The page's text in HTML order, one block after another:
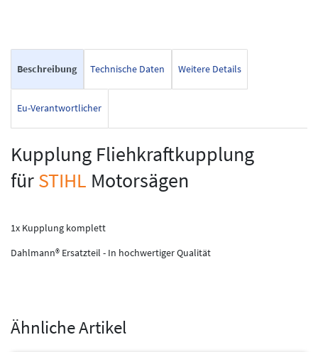
Beschreibung Technische Daten Weitere Details
Eu-Verantwortlicher
Kupplung Fliehkraftkupplung
fürSTIHL Motorsägen
1x Kupplung komplett
Dahlmann® Ersatzteil - In hochwertiger Qualität
Ähnliche Artikel